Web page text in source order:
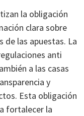
la obligación
clara sobre
de las apuestas. La
anti
a las casas
y
Esta obligación
fortalecer la